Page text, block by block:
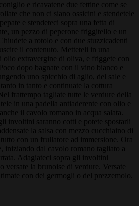
e ricavatene due fettine come se
che non ci siano ossicini e stendetele
e stendeteci sopra una fetta di
un pezzo di peperone friggitello e un
a rotolo e con due stuzzicadenti
il contenuto. Metteteli in una
olio extravergine di oliva, e friggete con
dopo bagnate con il vino bianco e
uno spicchio di aglio, del sale e
in tanto e continuate la cottura
frattempo tagliate tutte le verdure della
in una padella antiaderente con olio e
il cavolo romano in acqua salata.
involtini saranno cotti e potete spostarli
la salsa con mezzo cucchiaino di
con un frullatore ad immersione. Ora
iniziando dal cavolo romano tagliato a
Adagiateci sopra gli involtini
versate la brunoise di verdure. Versate
con dei germogli o del prezzemolo.